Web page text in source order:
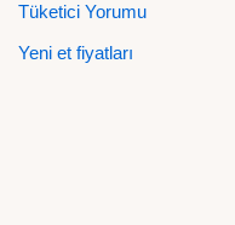
Tüketici Yorumu
Yeni et fiyatları